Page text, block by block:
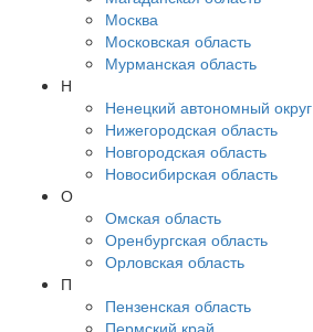
Москва
Московская область
Мурманская область
Н
Ненецкий автономный округ
Нижегородская область
Новгородская область
Новосибирская область
О
Омская область
Оренбургская область
Орловская область
П
Пензенская область
Пермский край